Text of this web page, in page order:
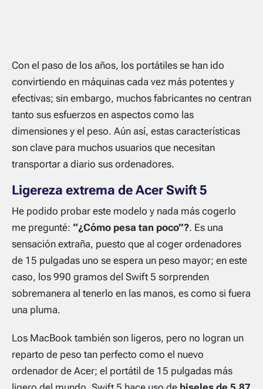
Con el paso de los años, los portátiles se han ido
convirtiendo en máquinas cada vez más potentes y
efectivas; sin embargo, muchos fabricantes no centran
tanto sus esfuerzos en aspectos como las
dimensiones y el peso. Aún así, estas características
son clave para muchos usuarios que necesitan
transportar a diario sus ordenadores.
Ligereza extrema de Acer Swift 5
He podido probar este modelo y nada más cogerlo
me pregunté: “¿Cómo pesa tan poco”?. Es una
sensación extraña, puesto que al coger ordenadores
de 15 pulgadas uno se espera un peso mayor; en este
caso, los 990 gramos del Swift 5 sorprenden
sobremanera al tenerlo en las manos, es como si fuera
una pluma.
Los MacBook también son ligeros, pero no logran un
reparto de peso tan perfecto como el nuevo
ordenador de Acer; el portátil de 15 pulgadas más